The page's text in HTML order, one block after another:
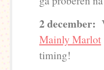
2 december:
Mainly Marlot
timing!